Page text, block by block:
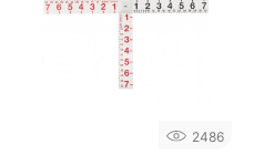
2486